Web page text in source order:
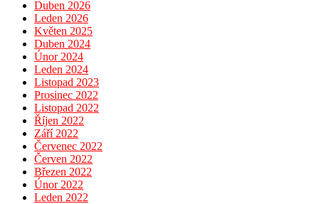
Duben 2026
Leden 2026
Květen 2025
Duben 2024
Únor 2024
Leden 2024
Listopad 2023
Prosinec 2022
Listopad 2022
Říjen 2022
Září 2022
Červenec 2022
Červen 2022
Březen 2022
Únor 2022
Leden 2022